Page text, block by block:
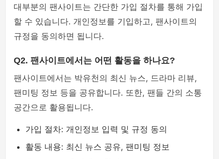
대부분의 팬사이트는 간단한 가입 절차를 통해 가입
할 수 있습니다. 개인정보를 기입하고, 팬사이트의
규정을 동의하면 됩니다.
Q2. 팬사이트에서는 어떤 활동을 하나요?
팬사이트에서는 박유천의 최신 뉴스, 드라마 리뷰,
팬미팅 정보 등을 공유합니다. 또한, 팬들 간의 소통
공간으로 활용됩니다.
가입 절차: 개인정보 입력 및 규정 동의
활동 내용: 최신 뉴스 공유, 팬미팅 정보